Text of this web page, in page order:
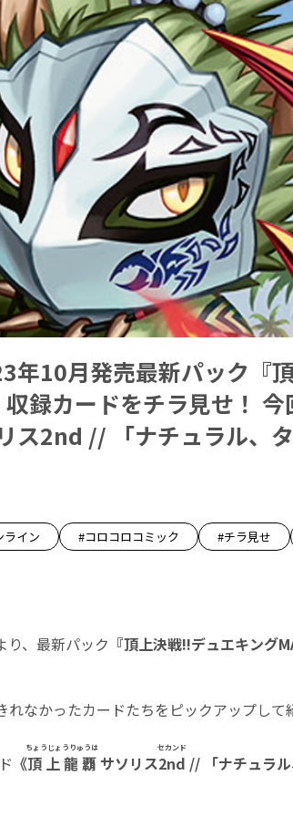
年10月発売最新パック『
録カードをチラ見せ！
ス2nd // 「ナチュラル、
ライン #コロコロコミック
#チラ見せ
り、最新パック 『頂上決戦!!デュエキング
れなかったカードたちをピックアップし
《頂上龍覇
ちょうじょうりゅうは
サソリス2nd
セカンド
// 「ナチュラ